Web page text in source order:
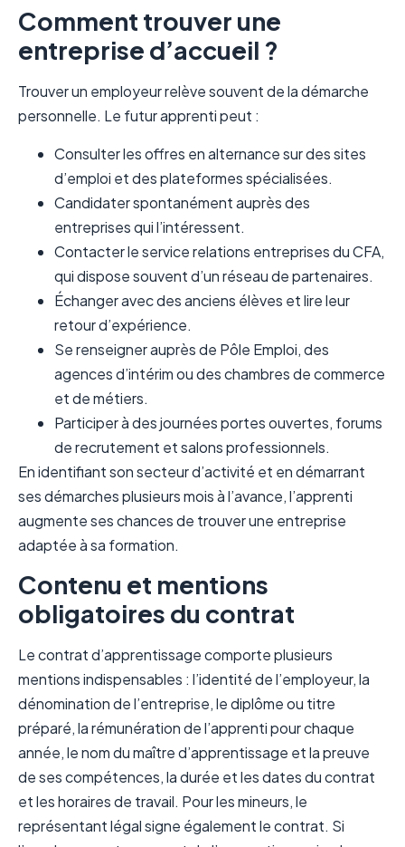
Comment trouver une
entreprise d’accueil ?
Trouver un employeur relève souvent de la démarche
personnelle. Le futur apprenti peut :
Consulter les offres en alternance sur des sites
d’emploi et des plateformes spécialisées.
Candidater spontanément auprès des
entreprises qui l’intéressent.
Contacter le service relations entreprises du CFA,
qui dispose souvent d’un réseau de partenaires.
Échanger avec des anciens élèves et lire leur
retour d’expérience.
Se renseigner auprès de Pôle Emploi, des
agences d’intérim ou des chambres de commerce
et de métiers.
Participer à des journées portes ouvertes, forums
de recrutement et salons professionnels.
En identifiant son secteur d’activité et en démarrant
ses démarches plusieurs mois à l’avance, l’apprenti
augmente ses chances de trouver une entreprise
adaptée à sa formation.
Contenu et mentions
obligatoires du contrat
Le contrat d’apprentissage comporte plusieurs
mentions indispensables : l’identité de l’employeur, la
dénomination de l’entreprise, le diplôme ou titre
préparé, la rémunération de l’apprenti pour chaque
année, le nom du maître d’apprentissage et la preuve
de ses compétences, la durée et les dates du contrat
et les horaires de travail. Pour les mineurs, le
représentant légal signe également le contrat. Si